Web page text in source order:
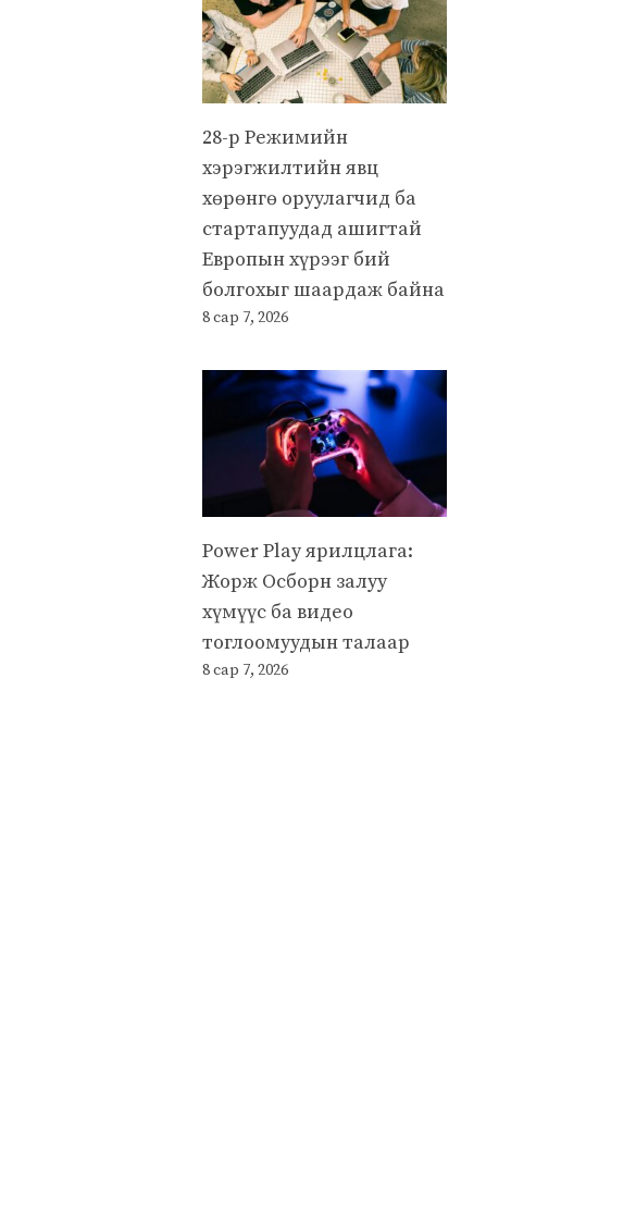
28-р Режимийн
хэрэгжилтийн явц
хөрөнгө оруулагчид ба
стартапуудад ашигтай
Европын хүрээг бий
болгохыг шаардаж байна
8 сар 7, 2026
Power Play ярилцлага:
Жорж Осборн залуу
хүмүүс ба видео
тоглоомуудын талаар
8 сар 7, 2026